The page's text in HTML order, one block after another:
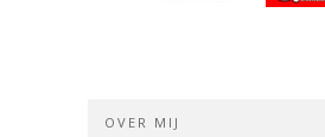
OVER MIJ